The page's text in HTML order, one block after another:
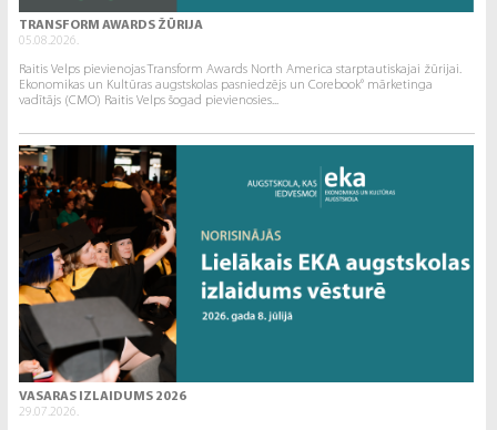
TRANSFORM AWARDS ŽŪRIJA
05.08.2026.
Raitis Velps pievienojas Transform Awards North America starptautiskajai žūrijai.
Ekonomikas un Kultūras augstskolas pasniedzējs un Corebook° mārketinga
vadītājs (CMO) Raitis Velps šogad pievienosies...
VASARAS IZLAIDUMS 2026
29.07.2026.